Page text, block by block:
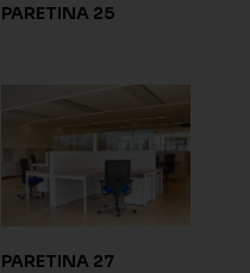
PARETINA 25
PARETINA 27